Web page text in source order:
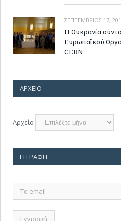
ΣΕΠΤΈΜΒΡΙΟΣ 17,
Η Ουκρανία
Ευρωπαϊκού
CERN
ΑΡΧΕΊΟ
Αρχείο
ΕΓΓΡΑΦΉ
email